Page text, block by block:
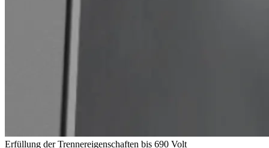
Erfüllung der Trennereigenschaften bis 690 Volt